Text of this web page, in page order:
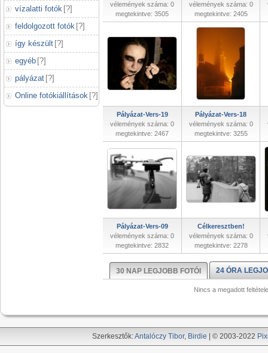
vízalatti fotók [?]
feldolgozott fotók [?]
így készült [?]
egyéb [?]
pályázat [?]
Online fotókiállítások [?]
vélemények száma: 0
megtekintve: 3505
vélemények száma: 0
megtekintve: 2405
Pályázat-Vers-19
vélemények száma: 0
megtekintve: 2467
Pályázat-Vers-18
vélemények száma: 0
megtekintve: 3255
Pályázat-Vers-09
vélemények száma: 0
megtekintve: 2832
Célkeresztben!
vélemények száma: 0
megtekintve: 2278
30 NAP LEGJOBB FOTÓI 24 ÓRA
Nincs a megadott
Szerkesztők:Antalóczy Tibor, Birdie | © 2003-2022